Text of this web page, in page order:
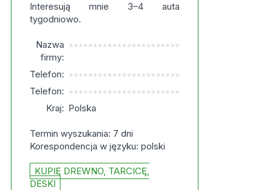
Interesują mnie 3–4 auta
tygodniowo.
Nazwa
firmy:
***********************
Telefon: ***********************
Telefon: ***********************
Kraj: Polska
Termin wyszukania: 7 dni
Korespondencja w języku: polski
KUPIĘ DREWNO, TARCICĘ,
DESKI